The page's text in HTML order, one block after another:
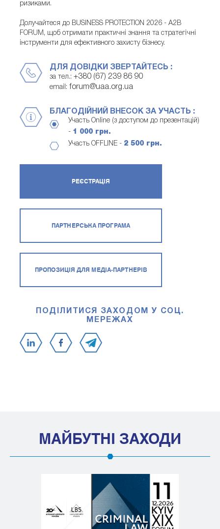
ризиками.
Долучайтеся до BUSINESS PROTECTION 2026 - A2B
FORUM, щоб отримати практичні знання та стратегічні
інструменти для ефективного захисту бізнесу.
ДЛЯ ДОВІДКИ ЗВЕРТАЙТЕСЬ :
за тел.: +380 (67) 239 86 90
email: forum@uaa.org.ua
БЛАГОДІЙНИЙ ВНЕСОК ЗА УЧАСТЬ :
Участь Online (з доступом до презентацій)
- 1 000 грн.
Участь OFFLINE - 2 500 грн.
РЕЄСТРАЦІЯ
ПАРТНЕРСЬКА ПРОГРАМА
ПРОПОЗИЦІЯ ДЛЯ МЕДІА-ПАРТНЕРІВ
ПОДІЛИТИСЯ ЗАХОДОМ У СОЦ.
МЕРЕЖАХ
МАЙБУТНІ ЗАХОДИ